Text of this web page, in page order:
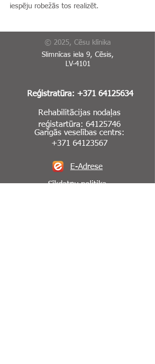
iespēju robežās tos realizēt.
© 2025, Cēsu klīnika
Slimnīcas iela 9, Cēsis,
LV-4101
Reģistratūra: +371 64125634
Rehabilitācijas nodaļas
reģistartūra: 64125746
Garīgās veselības centrs:
+371 64123567
E-Adrese
Sīkdatņu politika